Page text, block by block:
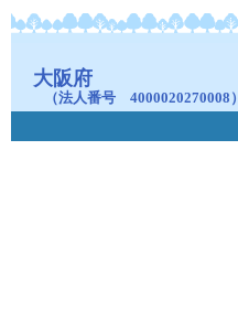
大阪府
（法人番号 4000020270008）